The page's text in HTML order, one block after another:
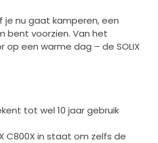
je nu gaat kamperen, een
bent voorzien. Van het
een warme dag – de SOLIX
tot wel 10 jaar gebruik
C800X in staat om zelfs de